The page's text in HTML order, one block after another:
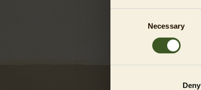
Necessary
Deny